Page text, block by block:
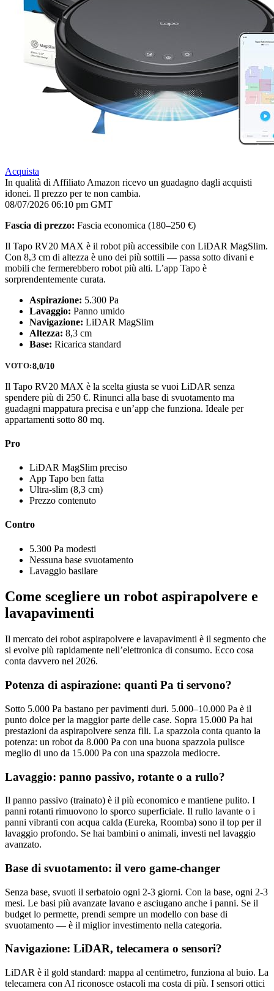
Acquista
In qualità di Affiliato Amazon ricevo un guadagno dagli acquisti
idonei. Il prezzo per te non cambia.
08/07/2026 06:10 pm GMT
Fascia di prezzo: Fascia economica (180–250 €)
Il Tapo RV20 MAX è il robot più accessibile con LiDAR MagSlim.
Con 8,3 cm di altezza è uno dei più sottili — passa sotto divani e
mobili che fermerebbero robot più alti. L’app Tapo è
sorprendentemente curata.
Aspirazione: 5.300 Pa
Lavaggio: Panno umido
Navigazione: LiDAR MagSlim
Altezza: 8,3 cm
Base: Ricarica standard
VOTO:8,0/10
Il Tapo RV20 MAX è la scelta giusta se vuoi LiDAR senza
spendere più di 250 €. Rinunci alla base di svuotamento ma
guadagni mappatura precisa e un’app che funziona. Ideale per
appartamenti sotto 80 mq.
Pro
LiDAR MagSlim preciso
App Tapo ben fatta
Ultra-slim (8,3 cm)
Prezzo contenuto
Contro
5.300 Pa modesti
Nessuna base svuotamento
Lavaggio basilare
Come scegliere un robot aspirapolvere e
lavapavimenti
Il mercato dei robot aspirapolvere e lavapavimenti è il segmento che
si evolve più rapidamente nell’elettronica di consumo. Ecco cosa
conta davvero nel 2026.
Potenza di aspirazione: quanti Pa ti servono?
Sotto 5.000 Pa bastano per pavimenti duri. 5.000–10.000 Pa è il
punto dolce per la maggior parte delle case. Sopra 15.000 Pa hai
prestazioni da aspirapolvere senza fili. La spazzola conta quanto la
potenza: un robot da 8.000 Pa con una buona spazzola pulisce
meglio di uno da 15.000 Pa con una spazzola mediocre.
Lavaggio: panno passivo, rotante o a rullo?
Il panno passivo (trainato) è il più economico e mantiene pulito. I
panni rotanti rimuovono lo sporco superficiale. Il rullo lavante o i
panni vibranti con acqua calda (Eureka, Roomba) sono il top per il
lavaggio profondo. Se hai bambini o animali, investi nel lavaggio
avanzato.
Base di svuotamento: il vero game-changer
Senza base, svuoti il serbatoio ogni 2-3 giorni. Con la base, ogni 2-3
mesi. Le basi più avanzate lavano e asciugano anche i panni. Se il
budget lo permette, prendi sempre un modello con base di
svuotamento — è il miglior investimento nella categoria.
Navigazione: LiDAR, telecamera o sensori?
LiDAR è il gold standard: mappa al centimetro, funziona al buio. La
telecamera con AI riconosce ostacoli ma costa di più. I sensori ottici